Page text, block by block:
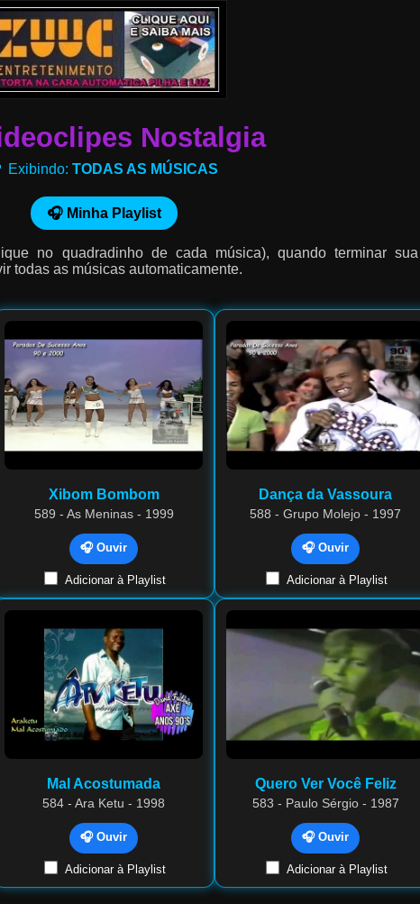
Nostalgia
Exibindo: TODAS AS MÚSICAS
🎧 Minha Playlist
no quadradinho de cada música), quando terminar
todas as músicas automaticamente.
Xibom Bombom
589 - As Meninas - 1999
🎧 Ouvir
Adicionar à Playlist
Dança da Vassoura
588 - Grupo Molejo - 1997
🎧 Ouvir
Adicionar à Playlist
Mal Acostumada
584 - Ara Ketu - 1998
🎧 Ouvir
Adicionar à Playlist
Quero Ver Você Feliz
583 - Paulo Sérgio - 1987
🎧 Ouvir
Adicionar à Playlist